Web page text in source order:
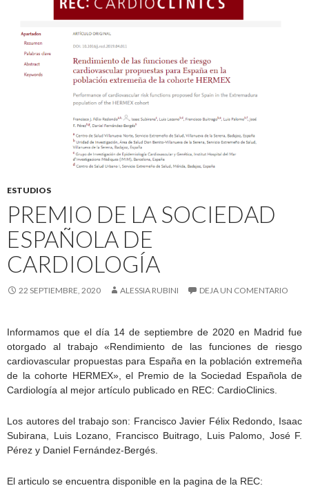
ESTUDIOS
PREMIO DE LA SOCIEDAD
ESPAÑOLA DE
CARDIOLOGÍA
22 SEPTIEMBRE, 2020 ALESSIA RUBINI DEJA UN COMENTARIO
Informamos que el día 14 de septiembre de 2020 en Madrid fue
otorgado al trabajo «Rendimiento de las funciones de riesgo
cardiovascular propuestas para España en la población extremeña
de la cohorte HERMEX», el Premio de la Sociedad Española de
Cardiología al mejor artículo publicado en REC: CardioClinics.
Los autores del trabajo son: Francisco Javier Félix Redondo, Isaac
Subirana, Luis Lozano, Francisco Buitrago, Luis Palomo, José F.
Pérez y Daniel Fernández-Bergés.
El articulo se encuentra disponible en la pagina de la REC: